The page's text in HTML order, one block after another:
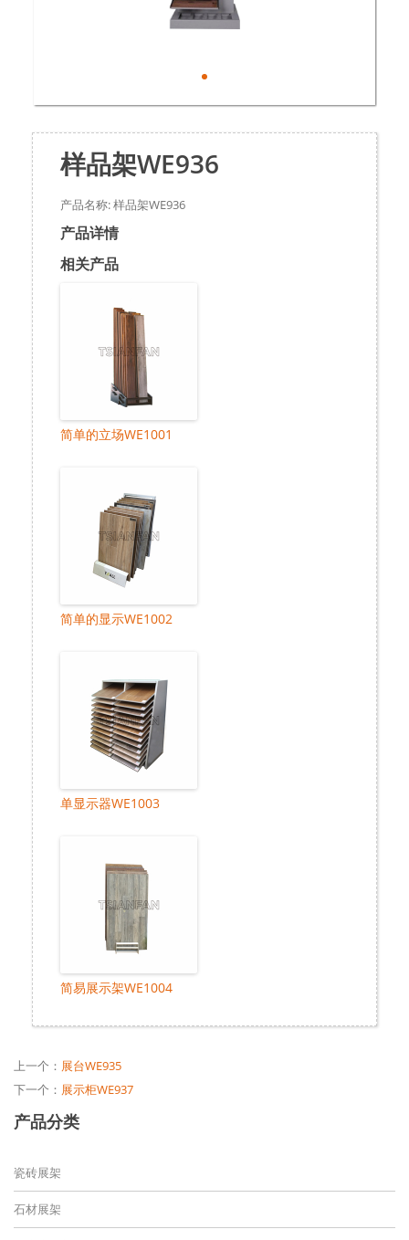
样品架WE936
产品名称: 样品架WE936
产品详情
相关产品
简单的立场WE1001
简单的显示WE1002
单显示器WE1003
简易展示架WE1004
上一个： 展台WE935
下一个： 展示柜WE937
产品分类
瓷砖展架
石材展架